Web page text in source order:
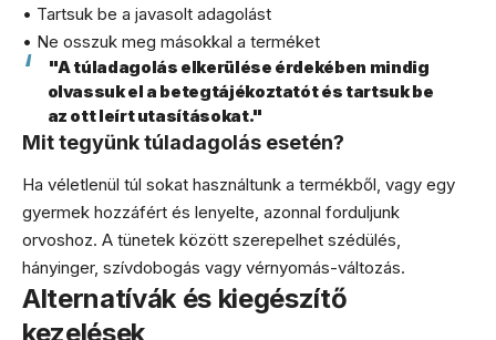
• Tartsuk be a javasolt adagolást
• Ne osszuk meg másokkal a terméket
"A túladagolás elkerülése érdekében mindig
olvassuk el a betegtájékoztatót és tartsuk be
az ott leírt utasításokat."
Mit tegyünk túladagolás esetén?
Ha véletlenül túl sokat használtunk a termékből, vagy egy
gyermek hozzáfért és lenyelte, azonnal forduljunk
orvoshoz. A tünetek között szerepelhet szédülés,
hányinger, szívdobogás vagy vérnyomás-változás.
Alternatívák és kiegészítő
kezelések